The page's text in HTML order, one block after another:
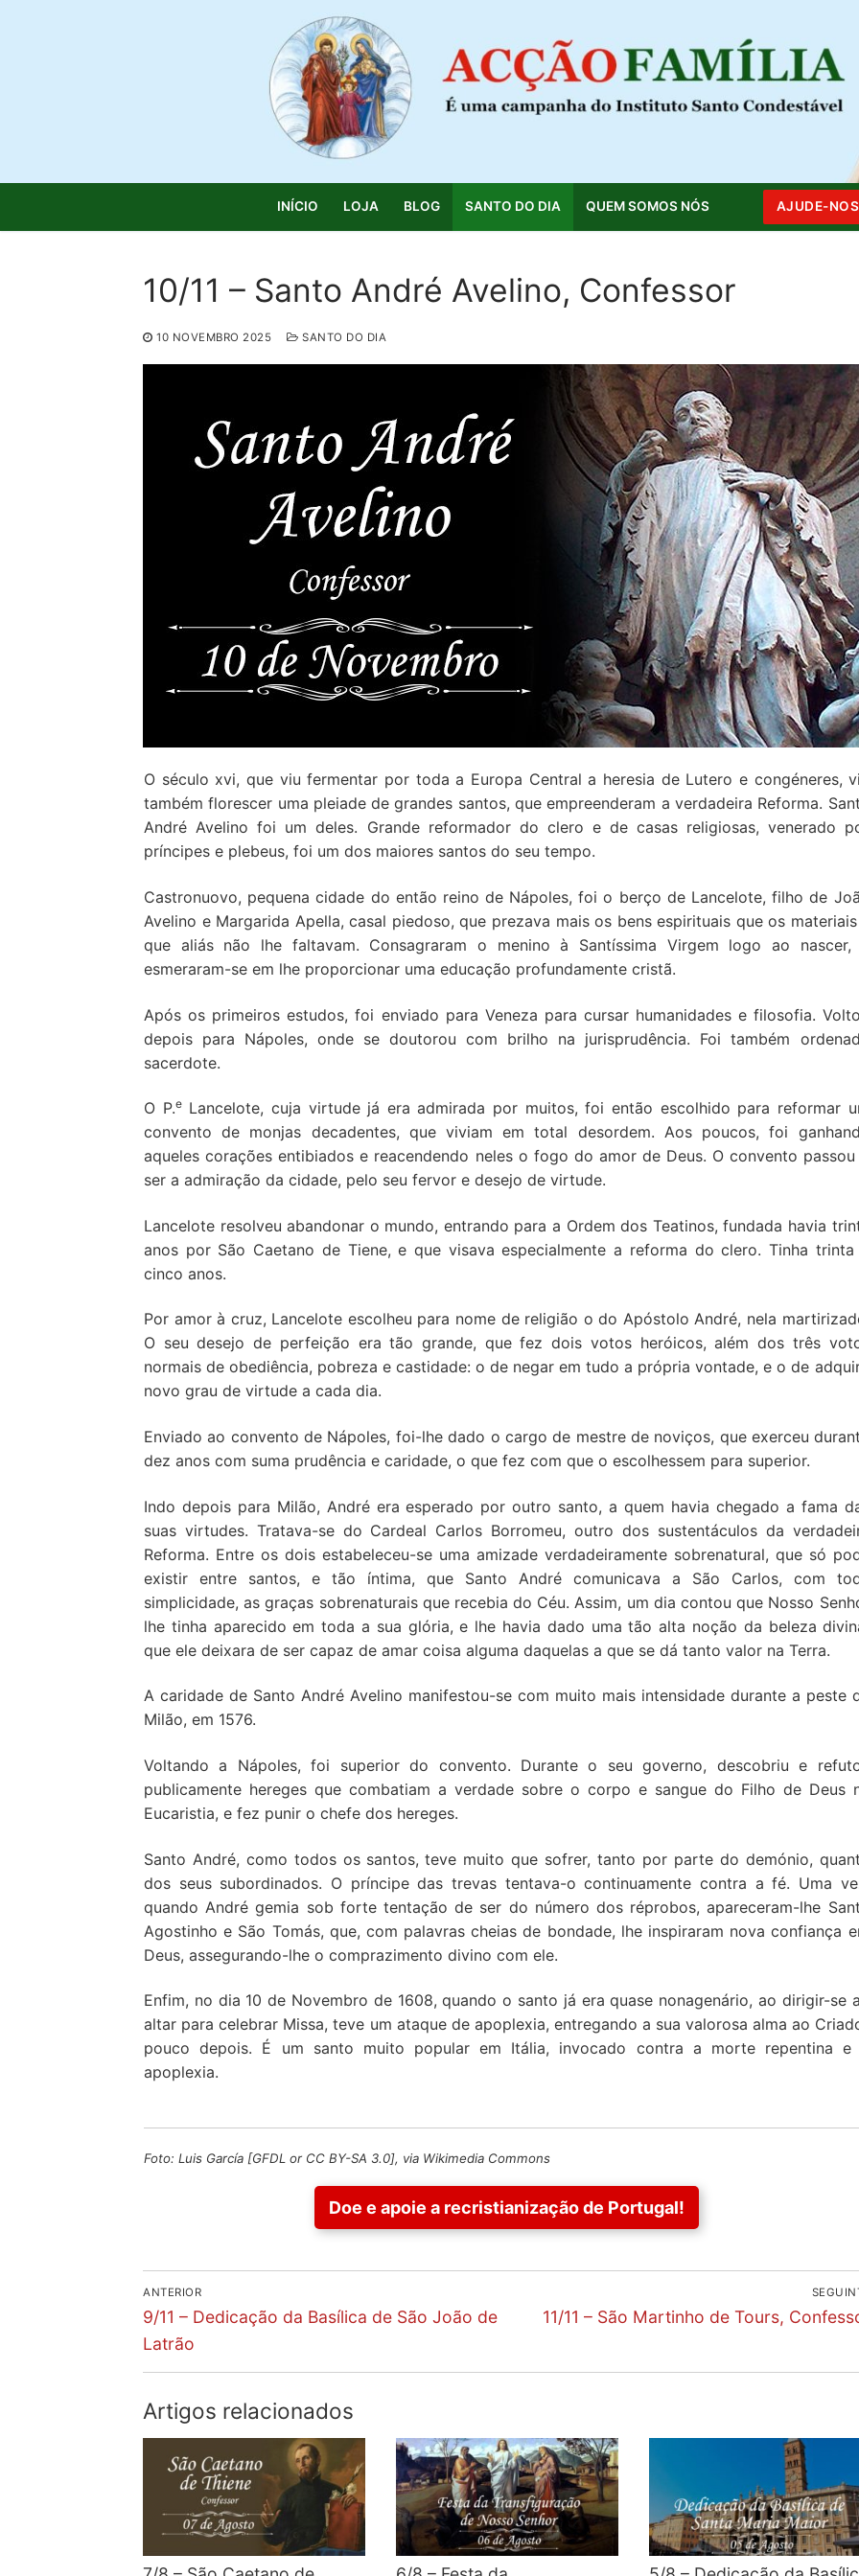
INÍCIO LOJA BLOG SANTO DO DIA QUEM SOMOS NÓS AJUDE-NOS
Loja
Santo do Dia
Quem somos nós
CARRINHO
10/11 – Santo André Avelino, Confessor
10 NOVEMBRO 2025 SANTO DO DIA
O século xvi, que viu fermentar por toda a Europa Central a heresia de Lutero e congéneres,
também florescer uma pleiade de grandes santos, que empreenderam a verdadeira Reforma.
André Avelino foi um deles. Grande reformador do clero e de casas religiosas, venerado
príncipes e plebeus, foi um dos maiores santos do seu tempo.
Castronuovo, pequena cidade do então reino de Nápoles, foi o berço de Lancelote, filho de
Avelino e Margarida Apella, casal piedoso, que prezava mais os bens espirituais que os
que aliás não lhe faltavam. Consagraram o menino à Santíssima Virgem logo ao nascer,
esmeraram-se em lhe proporcionar uma educação profundamente cristã.
Após os primeiros estudos, foi enviado para Veneza para cursar humanidades e filosofia.
depois para Nápoles, onde se doutorou com brilho na jurisprudência. Foi também
sacerdote.
O P.eLancelote, cuja virtude já era admirada por muitos, foi então escolhido para reformar
convento de monjas decadentes, que viviam em total desordem. Aos poucos, foi
aqueles corações entibiados e reacendendo neles o fogo do amor de Deus. O convento passou
ser a admiração da cidade, pelo seu fervor e desejo de virtude.
Lancelote resolveu abandonar o mundo, entrando para a Ordem dos Teatinos, fundada havia
anos por São Caetano de Tiene, e que visava especialmente a reforma do clero. Tinha trinta
cinco anos.
Por amor à cruz, Lancelote escolheu para nome de religião o do Apóstolo André, nela
O seu desejo de perfeição era tão grande, que fez dois votos heróicos, além dos três
normais de obediência, pobreza e castidade: o de negar em tudo a própria vontade, e o de
novo grau de virtude a cada dia.
Enviado ao convento de Nápoles, foi-lhe dado o cargo de mestre de noviços, que exerceu
dez anos com suma prudência e caridade, o que fez com que o escolhessem para superior.
Indo depois para Milão, André era esperado por outro santo, a quem havia chegado a fama
suas virtudes. Tratava-se do Cardeal Carlos Borromeu, outro dos sustentáculos da
Reforma. Entre os dois estabeleceu-se uma amizade verdadeiramente sobrenatural, que só
existir entre santos, e tão íntima, que Santo André comunicava a São Carlos, com
simplicidade, as graças sobrenaturais que recebia do Céu. Assim, um dia contou que Nosso
lhe tinha aparecido em toda a sua glória, e lhe havia dado uma tão alta noção da beleza
que ele deixara de ser capaz de amar coisa alguma daquelas a que se dá tanto valor na Terra.
A caridade de Santo André Avelino manifestou-se com muito mais intensidade durante a peste
Milão, em 1576.
Voltando a Nápoles, foi superior do convento. Durante o seu governo, descobriu e
publicamente hereges que combatiam a verdade sobre o corpo e sangue do Filho de Deus
Eucaristia, e fez punir o chefe dos hereges.
Santo André, como todos os santos, teve muito que sofrer, tanto por parte do demónio,
dos seus subordinados. O príncipe das trevas tentava-o continuamente contra a fé. Uma
quando André gemia sob forte tentação de ser do número dos réprobos, apareceram-lhe
Agostinho e São Tomás, que, com palavras cheias de bondade, lhe inspiraram nova confiança
Deus, assegurando-lhe o comprazimento divino com ele.
Enfim, no dia 10 de Novembro de 1608, quando o santo já era quase nonagenário, ao dirigir-se
altar para celebrar Missa, teve um ataque de apoplexia, entregando a sua valorosa alma ao
pouco depois. É um santo muito popular em Itália, invocado contra a morte repentina e
apoplexia.
Foto: Luis García [GFDL or CC BY-SA 3.0], via Wikimedia Commons
Doe e apoie a recristianização de Portugal!
Navegação
de
artigos
ANTERIOR
Previous
post:
9/11 – Dedicação da Basílica de São João de
Latrão
Next
11/11 – São Martinho de Tours,
Artigos relacionados